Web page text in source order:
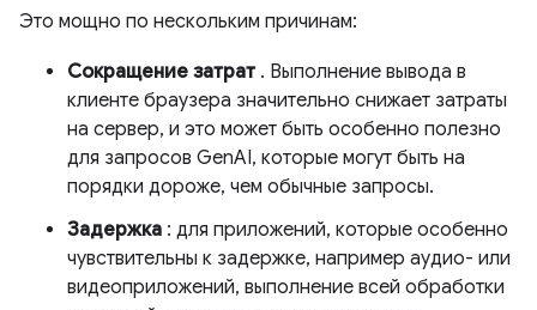
Это мощно по нескольким причинам:
Сокращение затрат. Выполнение вывода в
клиенте браузера значительно снижает затраты
на сервер, и это может быть особенно полезно
для запросов GenAI, которые могут быть на
порядки дороже, чем обычные запросы.
Задержка : для приложений, которые особенно
чувствительны к задержке, например аудио- или
видеоприложений, выполнение всей обработки